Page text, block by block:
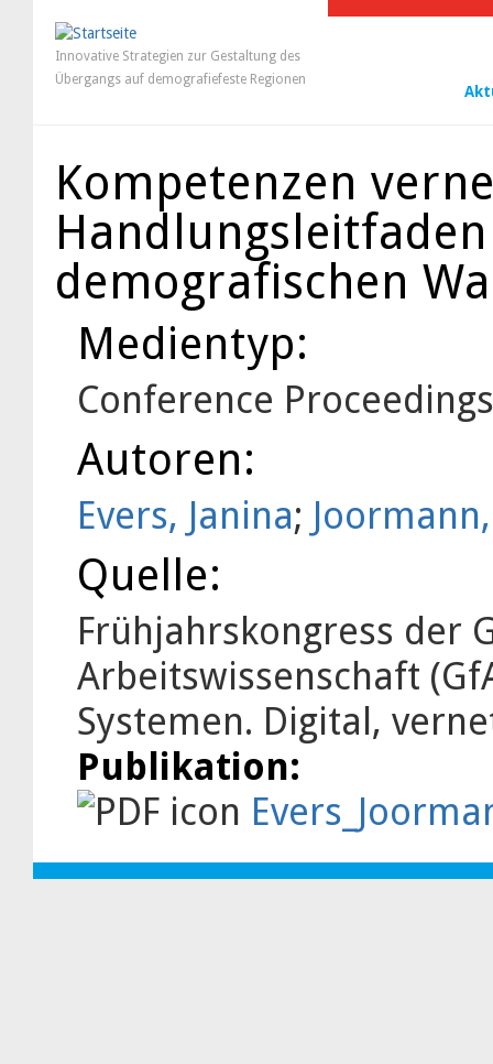
Innovative Strategien zur Gestaltung des
Übergangs auf demografiefeste Regionen
Kompetenzen
demografischen
Medientyp:
Conference Proceedings
Autoren:
Evers, Janina;
Quelle:
Frühjahrskongress der
Arbeitswissenschaft
Systemen. Digital,
Publikation: